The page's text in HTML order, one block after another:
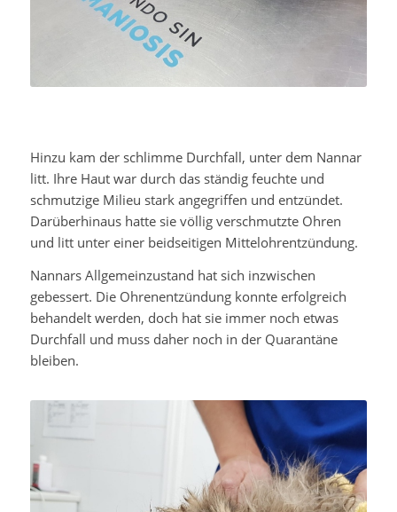
Hinzu kam der schlimme Durchfall, unter dem Nannar
litt. Ihre Haut war durch das ständig feuchte und
schmutzige Milieu stark angegriffen und entzündet.
Darüberhinaus hatte sie völlig verschmutzte Ohren
und litt unter einer beidseitigen Mittelohrentzündung.
Nannars Allgemeinzustand hat sich inzwischen
gebessert. Die Ohrenentzündung konnte erfolgreich
behandelt werden, doch hat sie immer noch etwas
Durchfall und muss daher noch in der Quarantäne
bleiben.